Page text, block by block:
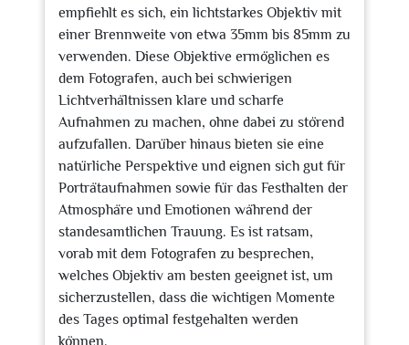
empfiehlt es sich, ein lichtstarkes Objektiv mit
einer Brennweite von etwa 35mm bis 85mm zu
verwenden. Diese Objektive ermöglichen es
dem Fotografen, auch bei schwierigen
Lichtverhältnissen klare und scharfe
Aufnahmen zu machen, ohne dabei zu störend
aufzufallen. Darüber hinaus bieten sie eine
natürliche Perspektive und eignen sich gut für
Porträtaufnahmen sowie für das Festhalten der
Atmosphäre und Emotionen während der
standesamtlichen Trauung. Es ist ratsam,
vorab mit dem Fotografen zu besprechen,
welches Objektiv am besten geeignet ist, um
sicherzustellen, dass die wichtigen Momente
des Tages optimal festgehalten werden
können.